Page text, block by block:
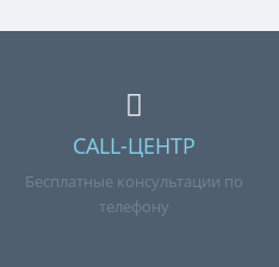
CALL-ЦЕНТР
Бесплатные консультации по
телефону